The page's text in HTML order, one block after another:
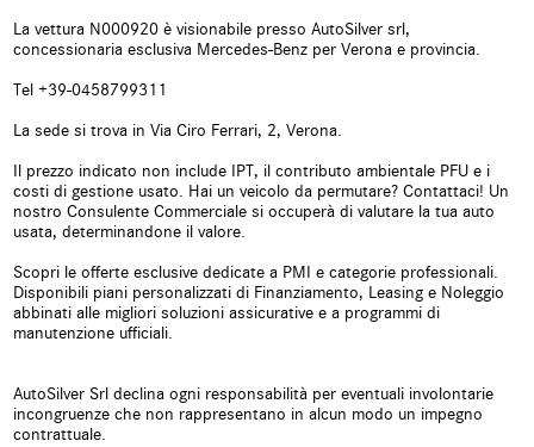
Carica per smartphone a
induzione
Cerchi in lega
emergenze
Chiusura centralizzata senza
chiave
Chiusura centralizzata
telecomandata
Climatizzatore automatico, 3 zone Controllo automatico clima
Controllo vocale Cruise Control
La vettura N000920 è visionabile presso AutoSilver srl,
concessionaria esclusiva Mercedes-Benz per Verona e provincia.
Tel +39-0458799311
La sede si trova in Via Ciro Ferrari, 2, Verona.
Il prezzo indicato non include IPT, il contributo ambientale PFU e i
costi di gestione usato. Hai un veicolo da permutare? Contattaci! Un
nostro Consulente Commerciale si occuperà di valutare la tua auto
usata, determinandone il valore.
Scopri le offerte esclusive dedicate a PMI e categorie professionali.
Disponibili piani personalizzati di Finanziamento, Leasing e Noleggio
abbinati alle migliori soluzioni assicurative e a programmi di
manutenzione ufficiali.
AutoSilver Srl declina ogni responsabilità per eventuali involontarie
incongruenze che non rappresentano in alcun modo un impegno
contrattuale.